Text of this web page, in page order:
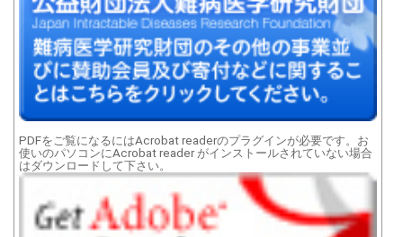
PDFをご覧になるにはAcrobat readerのプラグインが必要です。お
使いのパソコンにAcrobat reader がインストールされていない場合
はダウンロードして下さい。